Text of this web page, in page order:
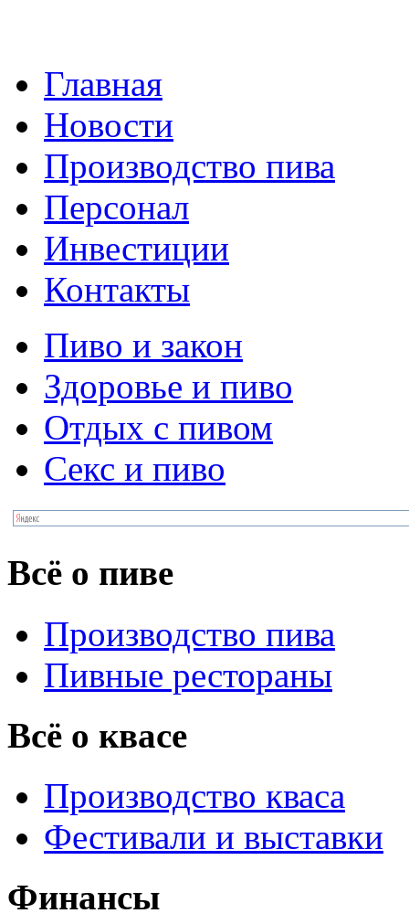
Главная
Новости
Производство пива
Персонал
Инвестиции
Контакты
Пиво и закон
Здоровье и пиво
Отдых с пивом
Секс и пиво
Всё о пиве
Производство пива
Пивные рестораны
Всё о квасе
Производство кваса
Фестивали и выставки
Финансы